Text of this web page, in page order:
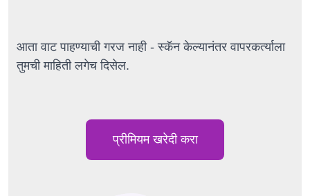
आता वाट पाहण्याची गरज नाही - स्कॅन केल्यानंतर वापरकर्त्याला
तुमची माहिती लगेच दिसेल.
प्रीमियम खरेदी करा